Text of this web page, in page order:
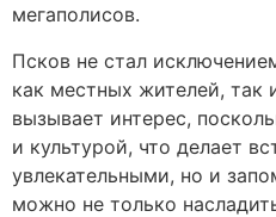
мегаполисов.
Псков не стал
как местных жителей, так
вызывает интерес,
и культурой, что делает
увлекательными, но и
можно не только